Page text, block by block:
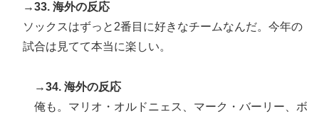
→33. 海外の反応
ソックスはずっと2番目に好きなチームなんだ。今年の
試合は見てて本当に楽しい。
→34. 海外の反応
俺も。マリオ・オルドニェス、マーク・バーリー、ボ